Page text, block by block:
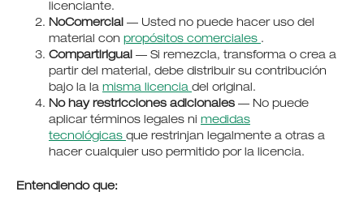
licenciante.
NoComercial — Usted no puede hacer uso del
material con propósitos comerciales .
CompartirIgual — Si remezcla, transforma o crea a
partir del material, debe distribuir su contribución
bajo la la misma licencia del original.
No hay restricciones adicionales — No puede
aplicar términos legales ni medidas
tecnológicas que restrinjan legalmente a otras a
hacer cualquier uso permitido por la licencia.
Entendiendo que: